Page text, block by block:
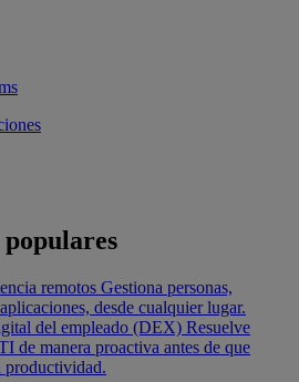
populares
remotos Gestiona personas,
desde cualquier lugar.
del empleado (DEX) Resuelve
de manera proactiva antes de que
productividad.